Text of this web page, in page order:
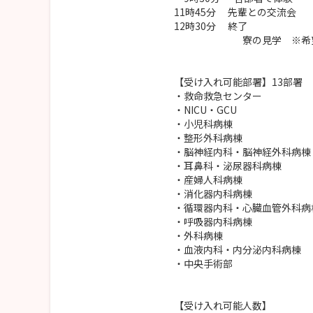
11時45分 先輩との交流会
12時30分 終了
寮の見学 ※希望
【受け入れ可能部署】13部署
・救命救急センター
・NICU・GCU
・小児科病棟
・整形外科病棟
・脳神経内科・脳神経外科病棟
・耳鼻科・泌尿器科病棟
・産婦人科病棟
・消化器内科病棟
・循環器内科・心臓血管外科
・呼吸器内科病棟
・外科病棟
・血液内科・内分泌内科病棟
・中央手術部
【受け入れ可能人数】